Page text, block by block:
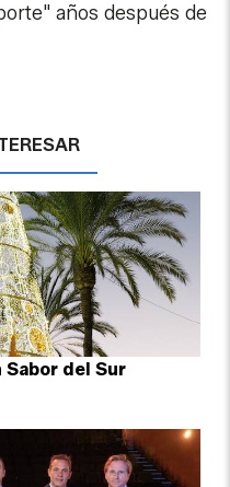
años después de
Sabor del Sur